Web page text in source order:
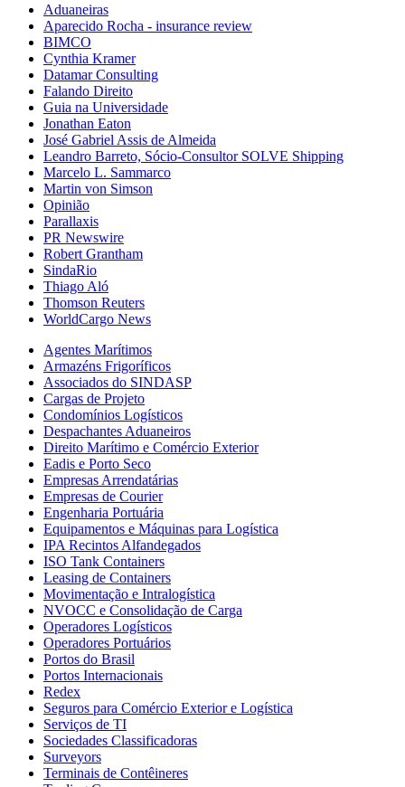
Aduaneiras
Aparecido Rocha - insurance review
BIMCO
Cynthia Kramer
Datamar Consulting
Falando Direito
Guia na Universidade
Jonathan Eaton
José Gabriel Assis de Almeida
Leandro Barreto, Sócio-Consultor SOLVE Shipping
Marcelo L. Sammarco
Martin von Simson
Opinião
Parallaxis
PR Newswire
Robert Grantham
SindaRio
Thiago Aló
Thomson Reuters
WorldCargo News
Agentes Marítimos
Armazéns Frigoríficos
Associados do SINDASP
Cargas de Projeto
Condomínios Logísticos
Despachantes Aduaneiros
Direito Marítimo e Comércio Exterior
Eadis e Porto Seco
Empresas Arrendatárias
Empresas de Courier
Engenharia Portuária
Equipamentos e Máquinas para Logística
IPA Recintos Alfandegados
ISO Tank Containers
Leasing de Containers
Movimentação e Intralogística
NVOCC e Consolidação de Carga
Operadores Logísticos
Operadores Portuários
Portos do Brasil
Portos Internacionais
Redex
Seguros para Comércio Exterior e Logística
Serviços de TI
Sociedades Classificadoras
Surveyors
Terminais de Contêineres